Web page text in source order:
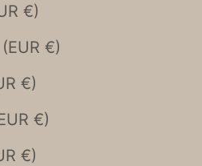
Croazia (EUR €)
Danimarca (EUR €)
Estonia (EUR €)
Finlandia (EUR €)
Francia (EUR €)